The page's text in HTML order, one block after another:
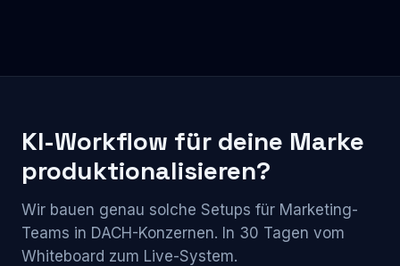
KI-Workflow für deine Marke
produktionalisieren?
Wir bauen genau solche Setups für Marketing-
Teams in DACH-Konzernen. In 30 Tagen vom
Whiteboard zum Live-System.